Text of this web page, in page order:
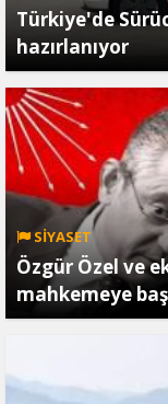
Türkiye'de
hazırlanıyor
SİYASET
Özgür Özel ve
mahkemeye